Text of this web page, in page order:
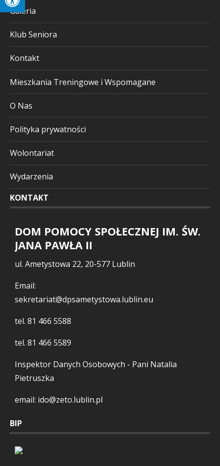
Galeria
Klub Seniora
Kontakt
Mieszkania Treningowe i Wspomagane
O Nas
Polityka prywatności
Wolontariat
Wydarzenia
KONTAKT
DOM POMOCY SPOŁECZNEJ IM. ŚW.
JANA PAWŁA II
ul. Ametystowa 22, 20-577 Lublin
Email:
sekretariat@dpsametystowa.lublin.eu
tel. 81 466 5588
tel. 81 466 5589
Inspektor Danych Osobowych - Pani Natalia
Pietruszka
email: ido@zeto.lublin.pl
BIP